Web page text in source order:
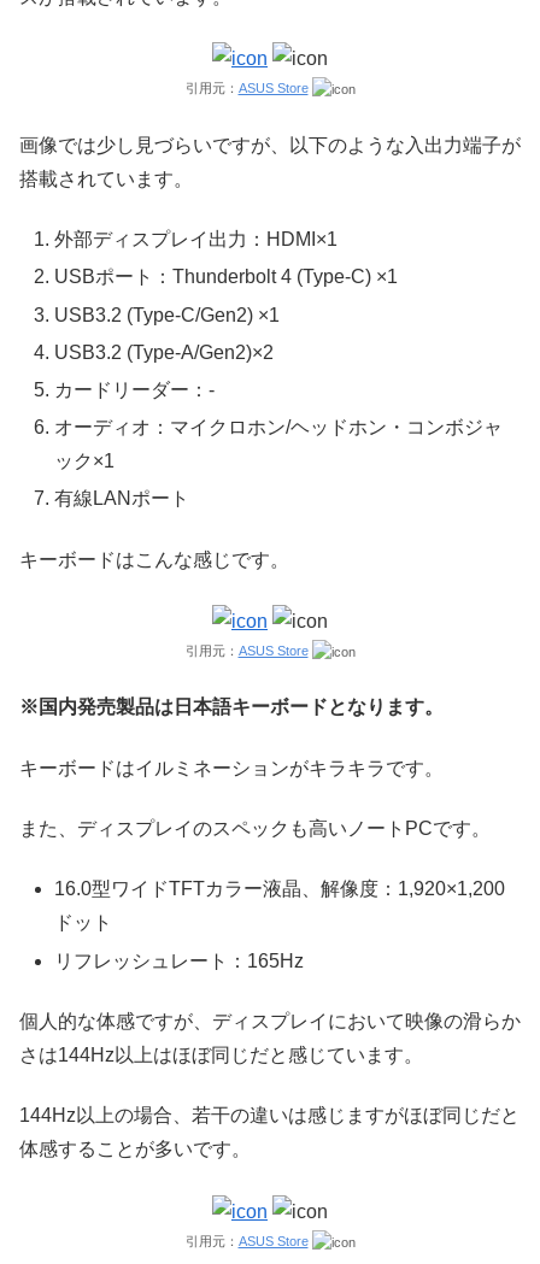
引用元： ASUS Store
画像では少し見づらいですが、以下のような入出力端子が
搭載されています。
外部ディスプレイ出力：HDMI×1
USBポート：Thunderbolt 4 (Type-C) ×1
USB3.2 (Type-C/Gen2) ×1
USB3.2 (Type-A/Gen2)×2
カードリーダー：-
オーディオ：マイクロホン/ヘッドホン・コンボジャ
ック×1
有線LANポート
キーボードはこんな感じです。
引用元： ASUS Store
※国内発売製品は日本語キーボードとなります。
キーボードはイルミネーションがキラキラです。
また、ディスプレイのスペックも高いノートPCです。
16.0型ワイドTFTカラー液晶、解像度：1,920×1,200
ドット
リフレッシュレート：165Hz
個人的な体感ですが、ディスプレイにおいて映像の滑らか
さは144Hz以上はほぼ同じだと感じています。
144Hz以上の場合、若干の違いは感じますがほぼ同じだと
体感することが多いです。
引用元： ASUS Store